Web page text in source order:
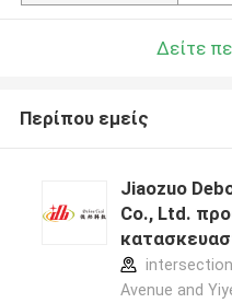
Δείτε
Περίπου εμείς
Jiaozuo
Co., Ltd.
Avenue and